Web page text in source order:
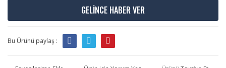
GELİNCE HABER VER
Bu Ürünü paylaş :